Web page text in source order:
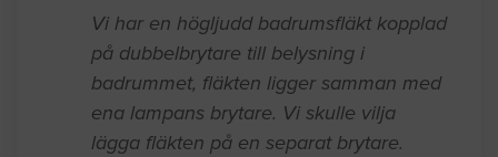
Vi har en högljudd badrumsfläkt kopplad
på dubbelbrytare till belysning i
badrummet, fläkten ligger samman med
ena lampans brytare. Vi skulle vilja
lägga fläkten på en separat brytare.